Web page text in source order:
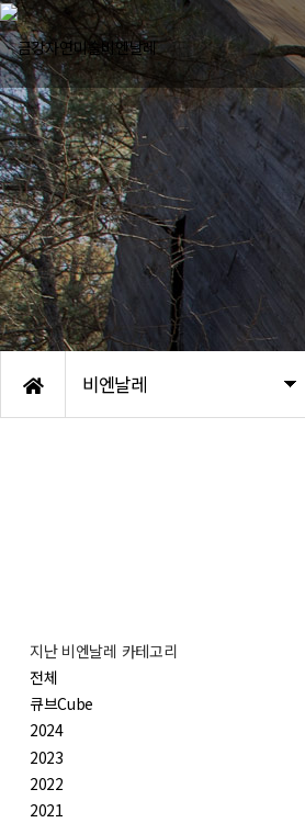
비엔날레
지난 비엔날레 카테고리
전체
큐브Cube
2024
2023
2022
2021